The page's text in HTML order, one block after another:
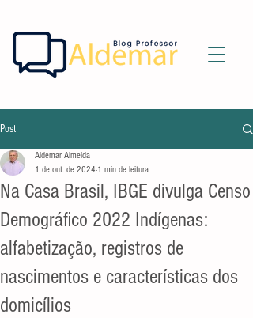
Post
Na Casa Brasil, IBGE divulga Censo
Demográfico 2022 Indígenas:
alfabetização, registros de
nascimentos e características dos
domicílios
Aldemar Almeida
1 de out. de 2024 1 min de leitura